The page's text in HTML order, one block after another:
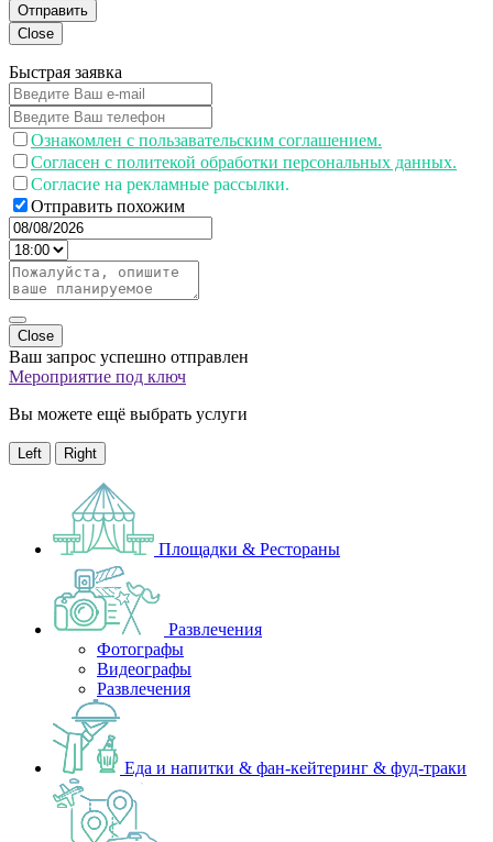
Отправить
Close
Быстрая заявка
Ознакомлен с пользавательским соглашением.
Согласен с политекой обработки персональных данных.
Согласие на рекламные рассылки.
Отправить похожим
Close
Ваш запрос успешно отправлен
Мероприятие под ключ
Вы можете ещё выбрать услуги
Left Right
Площадки & Рестораны
Развлечения
Фотографы
Видеографы
Развлечения
Еда и напитки & фан-кейтеринг & фуд-траки